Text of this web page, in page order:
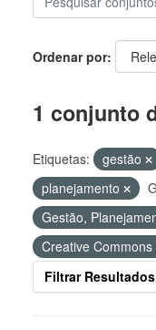
Ordenar por
1 conjunto
Etiquetas: gestão
planejamento
Gestão,
Creative Commons
Filtrar Resultados